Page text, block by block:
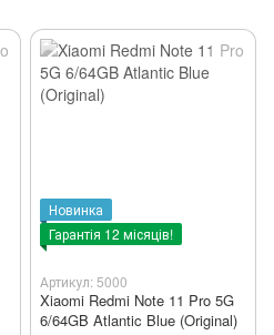
Новинка
Гарантія 12 місяців!
Артикул: 5000
Xiaomi Redmi Note 11 Pro 5G
6/64GB Atlantic Blue (Original)